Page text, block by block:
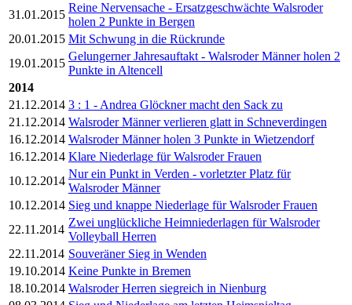
31.01.2015
Reine Nervensache - Ersatzgeschwächte Walsroder
holen 2 Punkte in Bergen
20.01.2015 Mit Schwung in die Rückrunde
19.01.2015
Gelungerner Jahresauftakt - Walsroder Männer holen 2
Punkte in Altencell
2014
21.12.2014 3 : 1 - Andrea Glöckner macht den Sack zu
21.12.2014 Walsroder Männer verlieren glatt in Schneverdingen
16.12.2014 Walsroder Männer holen 3 Punkte in Wietzendorf
16.12.2014 Klare Niederlage für Walsroder Frauen
10.12.2014
Nur ein Punkt in Verden - vorletzter Platz für
Walsroder Männer
10.12.2014 Sieg und knappe Niederlage für Walsroder Frauen
22.11.2014
Zwei unglückliche Heimniederlagen für Walsroder
Volleyball Herren
22.11.2014 Souveräner Sieg in Wenden
19.10.2014 Keine Punkte in Bremen
18.10.2014 Walsroder Herren siegreich in Nienburg